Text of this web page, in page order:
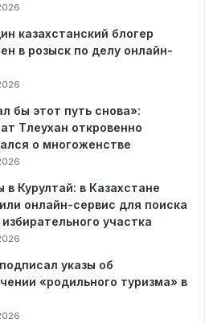
казахстанский блогер
в розыск по делу онлайн-
бы этот путь снова»:
Тлеухан откровенно
о многоженстве
в Курултай: в Казахстане
онлайн-сервис для поиска
избирательного участка
указы об
«родильного туризма» в